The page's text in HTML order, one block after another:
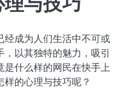
经成为人们生活中不可或
以其独特的魅力，吸引
是什么样的网民在快手上
的心理与技巧呢？